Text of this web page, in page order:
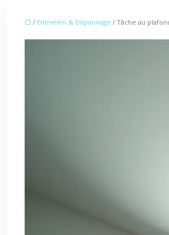
/ Entretien & Dépannage / Tâche au